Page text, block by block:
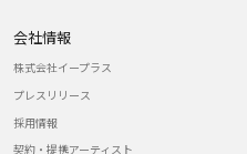
会社情報
株式会社イープラス
プレスリリース
採用情報
契約・提携アーティスト